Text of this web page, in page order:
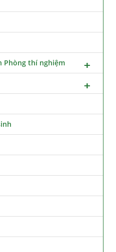
Phòng thí nghiệm